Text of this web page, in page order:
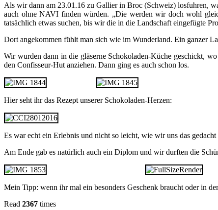
Als wir dann am 23.01.16 zu Gallier in Broc (Schweiz) losfuhren,
auch ohne NAVI finden würden. „Die werden wir doch wohl
tatsächlich etwas suchen, bis wir die in die Landschaft eingefügte
Dort angekommen fühlt man sich wie im Wunderland. Ein ganzer
Wir wurden dann in die gläserne Schokoladen-Küche geschickt,
den Confisseur-Hut anziehen. Dann ging es auch schon los.
Hier seht ihr das Rezept unserer Schokoladen-Herzen:
Es war echt ein Erlebnis und nicht so leicht, wie wir uns das
Am Ende gab es natürlich auch ein Diplom und wir durften die
Mein Tipp: wenn ihr mal ein besonders Geschenk braucht oder in
Read 2367 times